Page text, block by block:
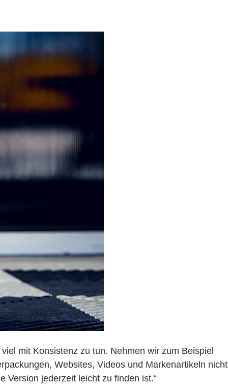
mit Konsistenz zu tun. Nehmen wir zum Beispiel
Websites, Videos und Markenartikeln nicht
Version jederzeit leicht zu finden ist.“